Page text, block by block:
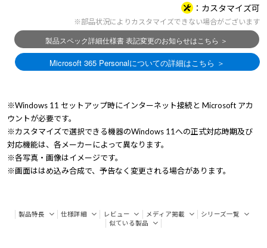
カスタマイズ可
※部品状況によりカスタマイズできない場合がございます
※Windows 11 セットアップ時にインターネット接続と Microsoft アカ
ウントが必要です。
※カスタマイズで選択できる機器のWindows 11への正式対応時期及び
対応機能は、各メーカーによって異なります。
※各写真・画像はイメージです。
※画面ははめ込み合成で、予告なく変更される場合があります。
製品特長 仕様詳細 レビュー メディア掲載
シリーズ一覧
似ている製品